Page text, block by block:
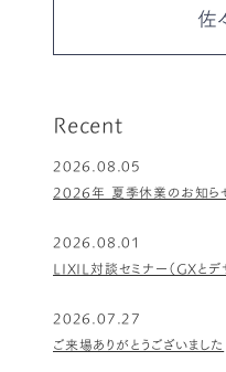
佐
Recent
2026.08.05
2026年 夏季休業のお知ら
2026.08.01
LIXIL対談セミナー（GXとデ
2026.07.27
ご来場ありがとうございました